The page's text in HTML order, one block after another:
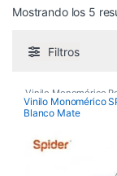
Mostrando los 5
Filtros
Vinilo Monomérico
Vinilos De Impresión
Monoméricos
Vinilos Monomérico
Vinilo Monomérico
Blanco Mate